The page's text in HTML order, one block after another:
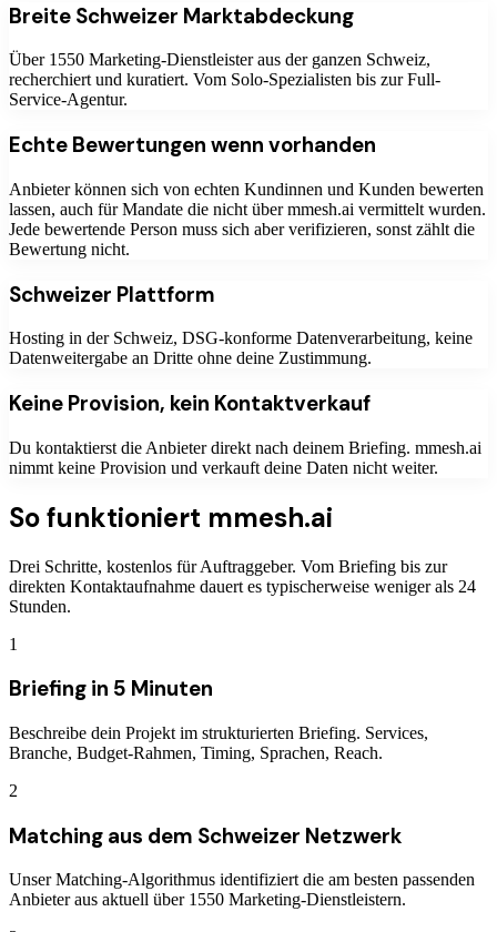
Breite Schweizer Marktabdeckung
Über 1550 Marketing-Dienstleister aus der ganzen Schweiz,
recherchiert und kuratiert. Vom Solo-Spezialisten bis zur Full-
Service-Agentur.
Echte Bewertungen wenn vorhanden
Anbieter können sich von echten Kundinnen und Kunden bewerten
lassen, auch für Mandate die nicht über mmesh.ai vermittelt wurden.
Jede bewertende Person muss sich aber verifizieren, sonst zählt die
Bewertung nicht.
Schweizer Plattform
Hosting in der Schweiz, DSG-konforme Datenverarbeitung, keine
Datenweitergabe an Dritte ohne deine Zustimmung.
Keine Provision, kein Kontaktverkauf
Du kontaktierst die Anbieter direkt nach deinem Briefing. mmesh.ai
nimmt keine Provision und verkauft deine Daten nicht weiter.
So funktioniert mmesh.ai
Drei Schritte, kostenlos für Auftraggeber. Vom Briefing bis zur
direkten Kontaktaufnahme dauert es typischerweise weniger als 24
Stunden.
1
Briefing in 5 Minuten
Beschreibe dein Projekt im strukturierten Briefing. Services,
Branche, Budget-Rahmen, Timing, Sprachen, Reach.
2
Matching aus dem Schweizer Netzwerk
Unser Matching-Algorithmus identifiziert die am besten passenden
Anbieter aus aktuell über 1550 Marketing-Dienstleistern.